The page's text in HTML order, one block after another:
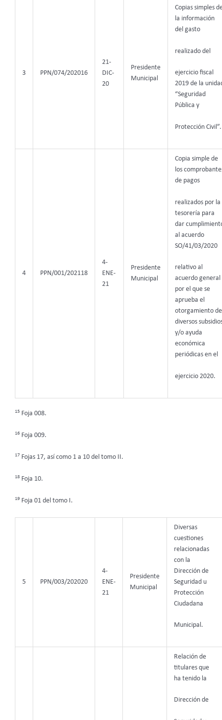
3 PPN/074/202016
21-
DIC-
20
Presidente
Municipal
Copias simples
la información
del gasto
realizado del
ejercicio fiscal
2019 de la
“Seguridad
Pública y
Protección Civil”.
4 PPN/001/202118
4-
ENE-
21
Presidente
Municipal
Copia simple de
los
de pagos
realizados por la
tesorería para
dar
al acuerdo
SO/41/03/2020
relativo al
acuerdo general
por el que se
aprueba el
otorgamiento de
diversos
y/o ayuda
económica
periódicas en el
ejercicio 2020.
15 Foja 008.
16 Foja 009.
17 Fojas 17, así como 1 a 10 del tomo II.
18 Foja 10.
19 Foja 01 del tomo I.
5 PPN/003/202020
4-
ENE-
21
Presidente
Municipal
Diversas
cuestiones
relacionadas
con la
Dirección de
Seguridad u
Protección
Ciudadana
Municipal.
Relación de
titulares que
ha tenido la
Dirección de